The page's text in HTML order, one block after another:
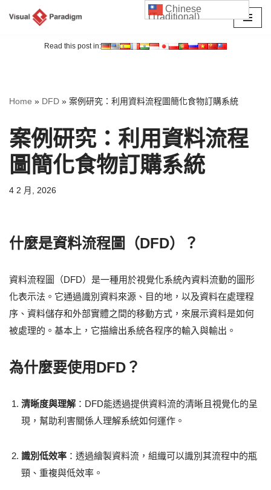
Read this post in:
Home » DFD » 案例研究：利用資料流程圖簡化食物訂購系統
案例研究：利用資料流程
圖簡化食物訂購系統
4 2 月, 2026
什麼是資料流程圖（DFD）？
資料流程圖（DFD）是一種用於視覺化系統內資料流動的圖形
化表示法。它通過識別資料來源、目的地，以及資料在處理程
序、資料儲存和外部實體之間的移動方式，來展示資料是如何
被處理的。基本上，它描繪出系統各程序的輸入與輸出。
為什麼要使用DFD？
清晰度與理解 ：DFD能透過提供資料流的清晰且視覺化的呈
現，幫助利害關係人理解系統如何運作。
識別低效率 ：透過繪製資料流，組織可以識別其流程中的瓶
頸、重複與低效率。
Chinese
(Traditional)